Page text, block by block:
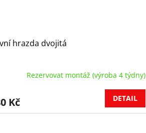
hrazda dvojitá
Rezervovat montáž (výroba 4 týdny)
Kč DETAIL